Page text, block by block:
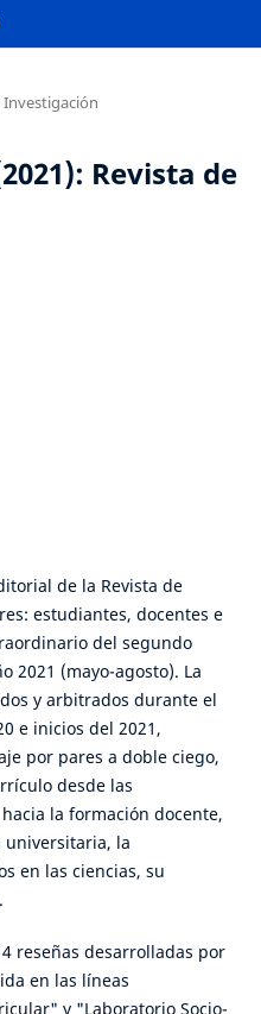
Investigación
Revista de
de la Revista de
estudiantes, docentes e
del segundo
2021 (mayo-agosto). La
y arbitrados durante el
e inicios del 2021,
por pares a doble ciego,
desde las
la formación docente,
universitaria, la
en las ciencias, su
reseñas desarrolladas por
en las líneas
y "Laboratorio Socio-